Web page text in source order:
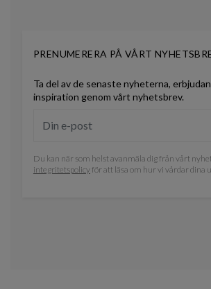
PRENUMERERA PÅ VÅRT
Ta del av de senaste nyheterna,
inspiration genom vårt nyhetsbrev.
Du kan när som helst avanmäla dig från vårt
integritetspolicyför att läsa om hur vi vårdar dina